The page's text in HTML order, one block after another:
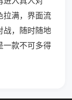
拉满，界面流
战，随时随地
一款不可多得